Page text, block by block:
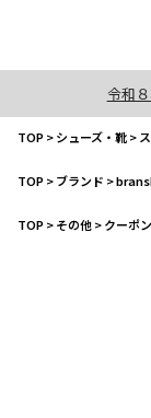
令和
TOP>シューズ・靴>
TOP>ブランド >
TOP>その他>クーポ